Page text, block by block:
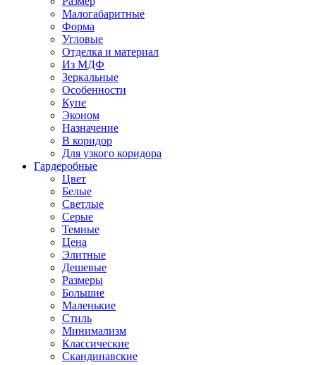
Малогабаритные
Форма
Угловые
Отделка и материал
Из МДФ
Зеркальные
Особенности
Купе
Эконом
Назначение
В коридор
Для узкого коридора
Гардеробные
Цвет
Белые
Светлые
Серые
Темные
Цена
Элитные
Дешевые
Размеры
Большие
Маленькие
Стиль
Минимализм
Классические
Скандинавские